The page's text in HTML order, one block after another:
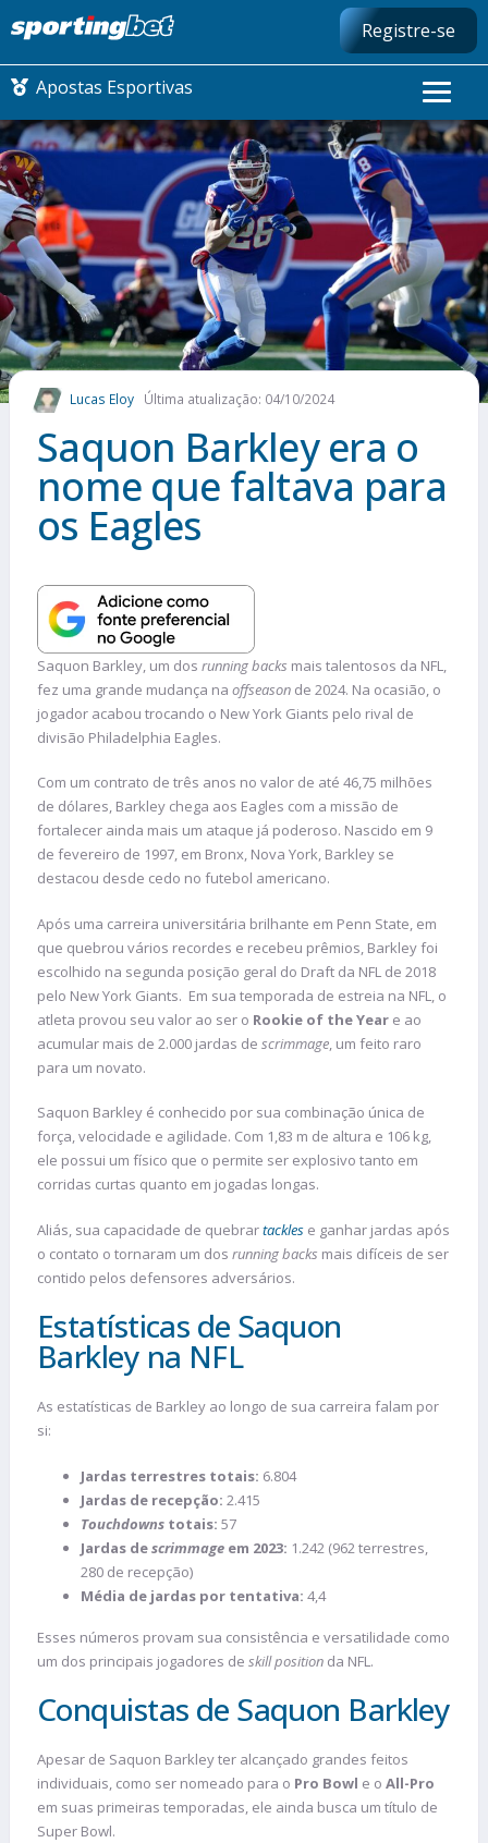
Registre-se
Apostas Esportivas
CONMEBOL LIBERTADORES
FUTEBOL NACIONAL
FUTEBOL INTERNACIONAL
COMO APOSTAR
MAIS ESPORTES
Lucas Eloy Última atualização: 04/10/2024
Saquon Barkley era o
nome que faltava para
os Eagles
Saquon Barkley, um dos running backs mais talentosos da NFL,
fez uma grande mudança na offseason de 2024. Na ocasião, o
jogador acabou trocando o New York Giants pelo rival de
divisão Philadelphia Eagles.
Com um contrato de três anos no valor de até 46,75 milhões
de dólares, Barkley chega aos Eagles com a missão de
fortalecer ainda mais um ataque já poderoso​. Nascido em 9
de fevereiro de 1997, em Bronx, Nova York, Barkley se
destacou desde cedo no futebol americano.
Após uma carreira universitária brilhante em Penn State, em
que quebrou vários recordes e recebeu prêmios, Barkley foi
escolhido na segunda posição geral do Draft da NFL de 2018
pelo New York Giants. Em sua temporada de estreia na NFL, o
atleta provou seu valor ao ser o Rookie of the Year e ao
acumular mais de 2.000 jardas de scrimmage, um feito raro
para um novato.
Saquon Barkley é conhecido por sua combinação única de
força, velocidade e agilidade. Com 1,83 m de altura e 106 kg,
ele possui um físico que o permite ser explosivo tanto em
corridas curtas quanto em jogadas longas.
Aliás, sua capacidade de quebrartackles e ganhar jardas após
o contato o tornaram um dos running backs mais difíceis de ser
contido pelos defensores adversários.
Estatísticas de Saquon
Barkley na NFL
As estatísticas de Barkley ao longo de sua carreira falam por
si:
Jardas terrestres totais: 6.804
Jardas de recepção: 2.415
Touchdowns totais: 57
Jardas descrimmage em 2023: 1.242 (962 terrestres,
280 de recepção)
Média de jardas por tentativa: 4,4
Esses números provam sua consistência e versatilidade como
um dos principais jogadores de skill position da NFL.
Conquistas de Saquon Barkley
Apesar de Saquon Barkley ter alcançado grandes feitos
individuais, como ser nomeado para o Pro Bowl e o All-Pro
em suas primeiras temporadas, ele ainda busca um título de
Super Bowl.